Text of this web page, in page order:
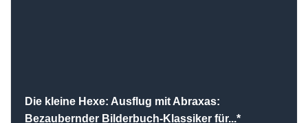
Die kleine Hexe: Ausflug mit Abraxas:
Bezaubernder Bilderbuch-Klassiker für...*